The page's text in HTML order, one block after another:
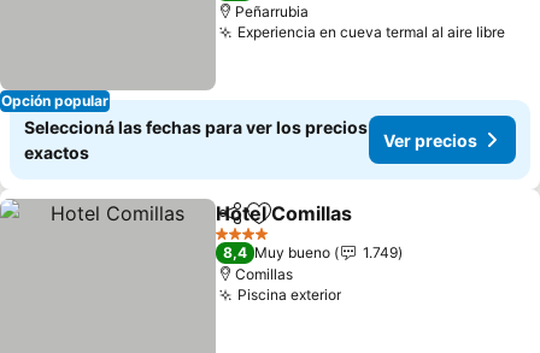
Opción popular
Peñarrubia
Experiencia en cueva termal al aire libre
Seleccioná las fechas para ver los precios
exactos
Ver precios
CompartirAñadir a favoritos
Hotel Comillas
4 Estrellas
8,4 Muy bueno
1.749
Comillas
Piscina exteriorVer precios